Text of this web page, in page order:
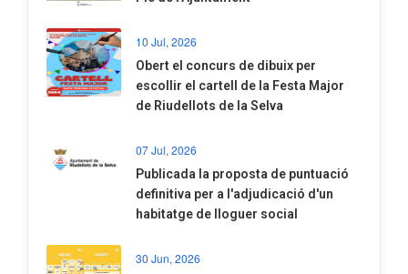
10 Jul, 2026
​Obert el concurs de dibuix per
escollir el cartell de la Festa Major
de Riudellots de la Selva
07 Jul, 2026
​Publicada la proposta de puntuació
definitiva per a l'adjudicació d'un
habitatge de lloguer social
30 Jun, 2026